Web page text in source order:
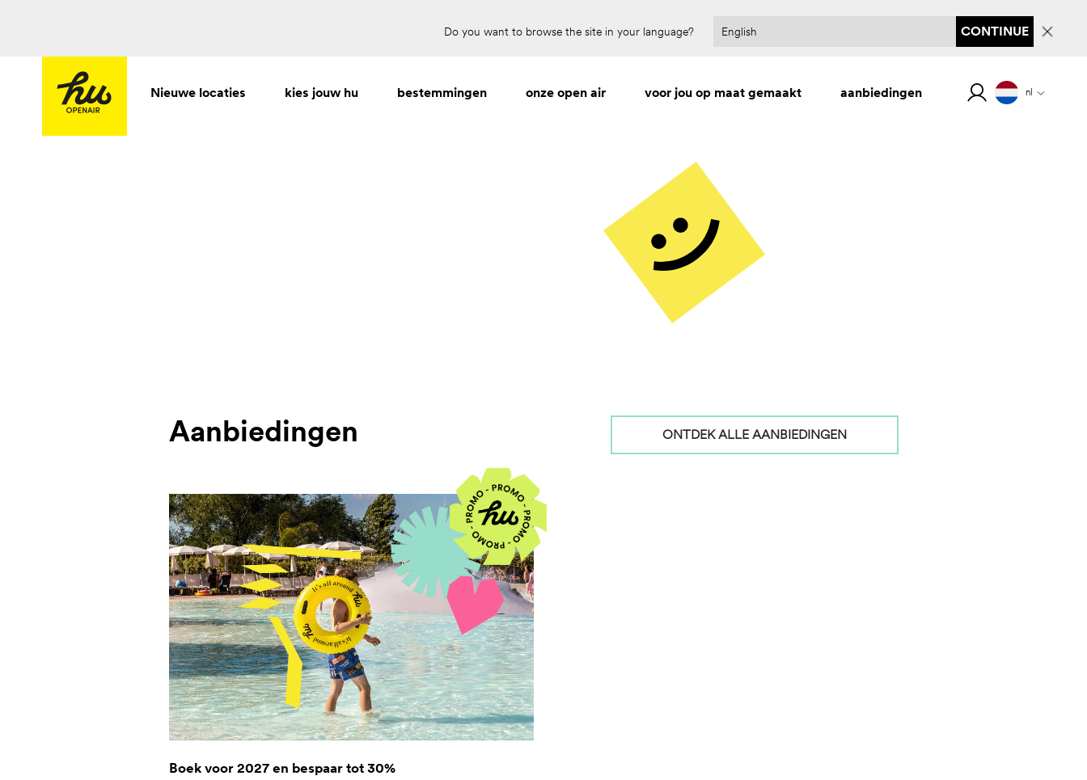
Do you want to browse the site in your language? CONTINUE
Nieuwe locaties kies jouw hu bestemmingen onze open air voor jou op maat gemaakt aanbiedingen nl
Aanbiedingen ONTDEK ALLE AANBIEDINGEN
Boek voor 2027 en bespaar tot 30%